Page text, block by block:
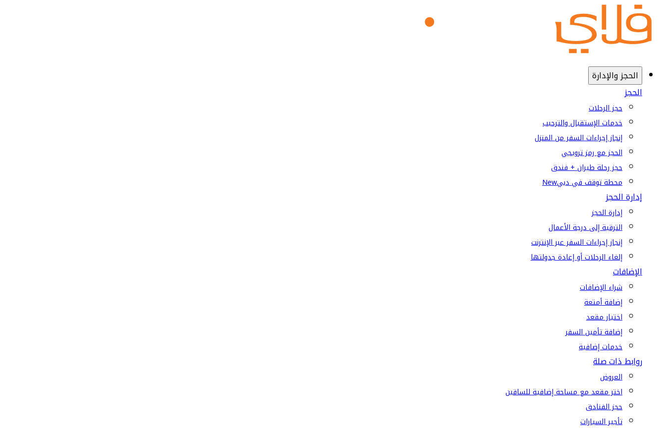
الحجز والإدارة
الحجز
حجز الرحلات
خدمات الإستقبال والترحيب
إنجاز إجراءات السفر من المنزل
الحجز مع رمز ترويجي
حجز رحلة طيران + فندق
محطة توقف في دبيNew
إدارة الحجز
إدارة الحجز
الترقية إلى درجة الأعمال
إنجاز إجراءات السفر عبر الإنترنت
إلغاء الرحلات أو إعادة جدولتها
الإضافات
شراء الإضافات
إضافة أمتعة
اختيار مقعد
إضافة تأمين السفر
خدمات إضافية
روابط ذات صلة
العروض
اختر مقعد مع مساحة إضافية للساقين
حجز الفنادق
تأجير السيارات